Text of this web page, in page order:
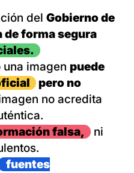
del Gobierno de
forma segura
una imagen puede
pero no
no acredita
falsa,
ni
fuentes